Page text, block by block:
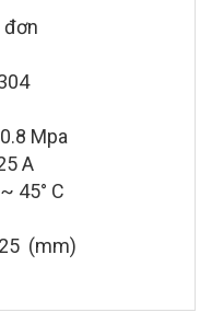
đơn
Mpa
A
45° C
(mm)